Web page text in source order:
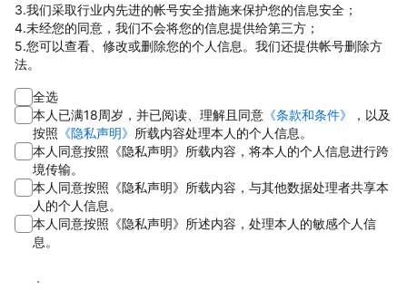
3.我们采取行业内先进的帐号安全措施来保护您的信息安全；
4.未经您的同意，我们不会将您的信息提供给第三方；
5.您可以查看、修改或删除您的个人信息。我们还提供帐号删除方
法。
全选
本人已满18周岁，并已阅读、理解且同意 《条款和条件》
，以及
按照 《隐私声明》 所载内容处理本人的个人信息。
本人同意按照《隐私声明》所载内容，将本人的个人信息进行跨
境传输。
本人同意按照《隐私声明》所载内容，与其他数据处理者共享本
人的个人信息。
本人同意按照《隐私声明》所述内容，处理本人的敏感个人信
息。
同意